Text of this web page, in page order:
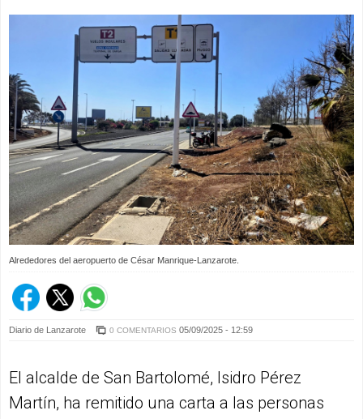
Alrededores del aeropuerto de César Manrique-Lanzarote.
Diario de Lanzarote 0 COMENTARIOS 05/09/2025 - 12:59
El alcalde de San Bartolomé, Isidro Pérez
Martín, ha remitido una carta a las personas